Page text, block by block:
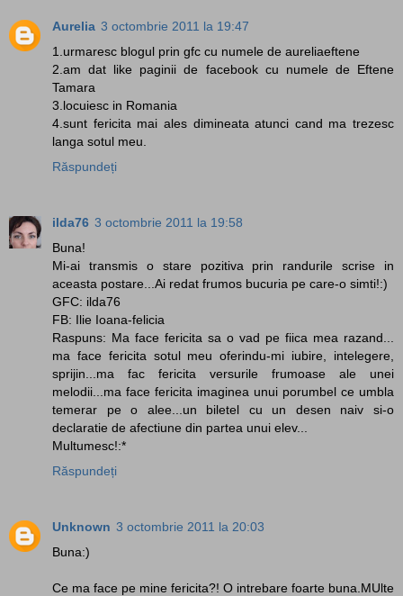
Aurelia 3 octombrie 2011 la 19:47
1.urmaresc blogul prin gfc cu numele de aureliaeftene
2.am dat like paginii de facebook cu numele de Eftene
Tamara
3.locuiesc in Romania
4.sunt fericita mai ales dimineata atunci cand ma trezesc
langa sotul meu.
Răspundeți
ilda76 3 octombrie 2011 la 19:58
Buna!
Mi-ai transmis o stare pozitiva prin randurile scrise in
aceasta postare...Ai redat frumos bucuria pe care-o simti!:)
GFC: ilda76
FB: Ilie Ioana-felicia
Raspuns: Ma face fericita sa o vad pe fiica mea razand...
ma face fericita sotul meu oferindu-mi iubire, intelegere,
sprijin...ma fac fericita versurile frumoase ale unei
melodii...ma face fericita imaginea unui porumbel ce umbla
temerar pe o alee...un biletel cu un desen naiv si-o
declaratie de afectiune din partea unui elev...
Multumesc!:*
Răspundeți
Unknown 3 octombrie 2011 la 20:03
Buna:)
Ce ma face pe mine fericita?! O intrebare foarte buna.MUlte